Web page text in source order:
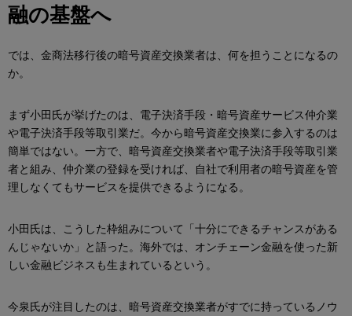
融の基盤へ
では、金商法移行後の暗号資産交換業者は、何を担うことになるの
か。
まず小田氏が挙げたのは、電子決済手段・暗号資産サービス仲介業
や電子決済手段等取引業だ。今から暗号資産交換業に参入するのは
簡単ではない。一方で、暗号資産交換業者や電子決済手段等取引業
者と組み、仲介業の登録を受ければ、自社で利用者の暗号資産を管
理しなくてもサービスを提供できるようになる。
小田氏は、こうした枠組みについて「十分にできるチャンスがある
んじゃないか」と語った。海外では、オンチェーン金融を使った新
しい金融ビジネスも生まれているという。
今泉氏が注目したのは、暗号資産交換業者がすでに持っているノウ